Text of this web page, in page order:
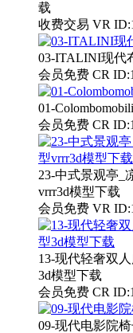
载
收费交易 VR
03-ITALINI现代
会员免费 CR
01-
会员免费 CR
23-中式景观亭_
vrrr3d模型下载
会员免费 VR
13-现代轻奢双
3d模型下载
会员免费 CR
09-现代电影院